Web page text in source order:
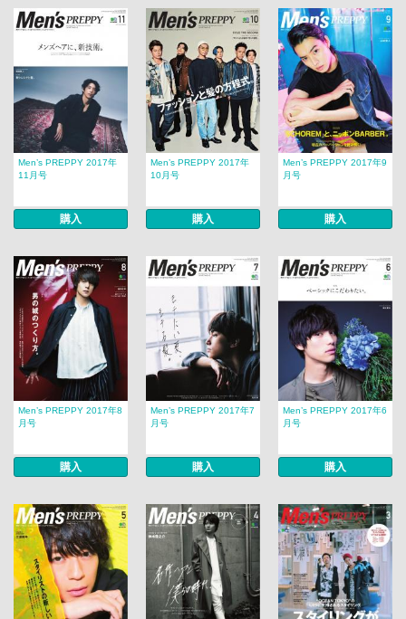
Men’s PREPPY 2017年
11月号
購入
Men’s PREPPY 2017年
10月号
購入
Men’s PREPPY 2017年9
月号
購入
Men’s PREPPY 2017年8
月号
購入
Men’s PREPPY 2017年7
月号
購入
Men’s PREPPY 2017年6
月号
購入